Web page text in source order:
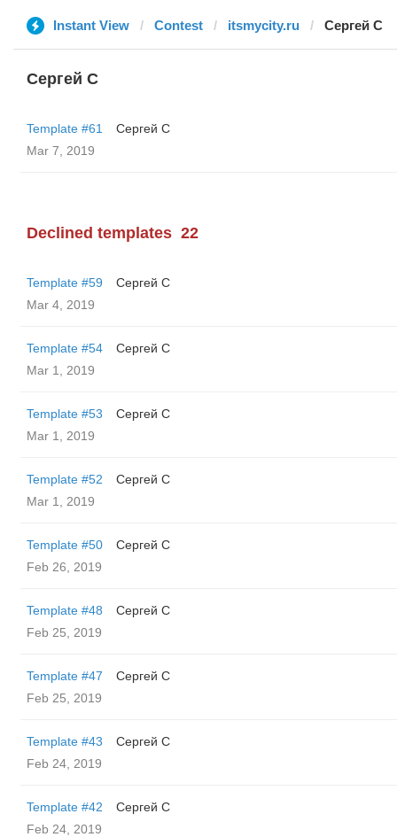
Instant View Contest itsmycity.ru Сергей С
Сергей С
Template #61
Сергей С
Mar 7, 2019
Declined templates 22
Template #59
Сергей С
Mar 4, 2019
Template #54
Сергей С
Mar 1, 2019
Template #53
Сергей С
Mar 1, 2019
Template #52
Сергей С
Mar 1, 2019
Template #50
Сергей С
Feb 26, 2019
Template #48
Сергей С
Feb 25, 2019
Template #47
Сергей С
Feb 25, 2019
Template #43
Сергей С
Feb 24, 2019
Template #42
Сергей С
Feb 24, 2019